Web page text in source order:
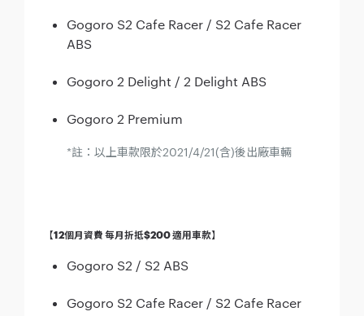
Gogoro S2 Cafe Racer / S2 Cafe Racer
ABS
Gogoro 2 Delight / 2 Delight ABS
Gogoro 2 Premium
*註：以上車款限於2021/4/21(含)後出廠車輛
【12個月資費 每月折抵$200 適用車款】
Gogoro S2 / S2 ABS
Gogoro S2 Cafe Racer / S2 Cafe Racer